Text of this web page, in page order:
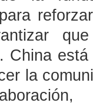
que
China
la